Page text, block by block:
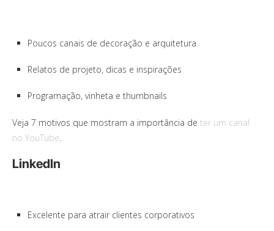
Poucos canais de decoração e arquitetura
Relatos de projeto, dicas e inspirações
Programação, vinheta e thumbnails
Veja 7 motivos que mostram a importância de ter um canal
no YouTube
LinkedIn
Excelente para atrair clientes corporativos